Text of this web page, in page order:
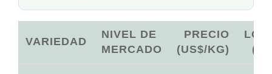
VARIEDAD
NIVEL DE
MERCADO
PRECIO
(US$/KG)